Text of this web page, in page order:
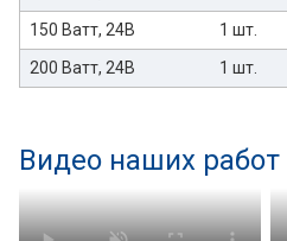
150 Ватт, 24В
1 шт.
200 Ватт, 24В
1 шт.
Видео наших работ